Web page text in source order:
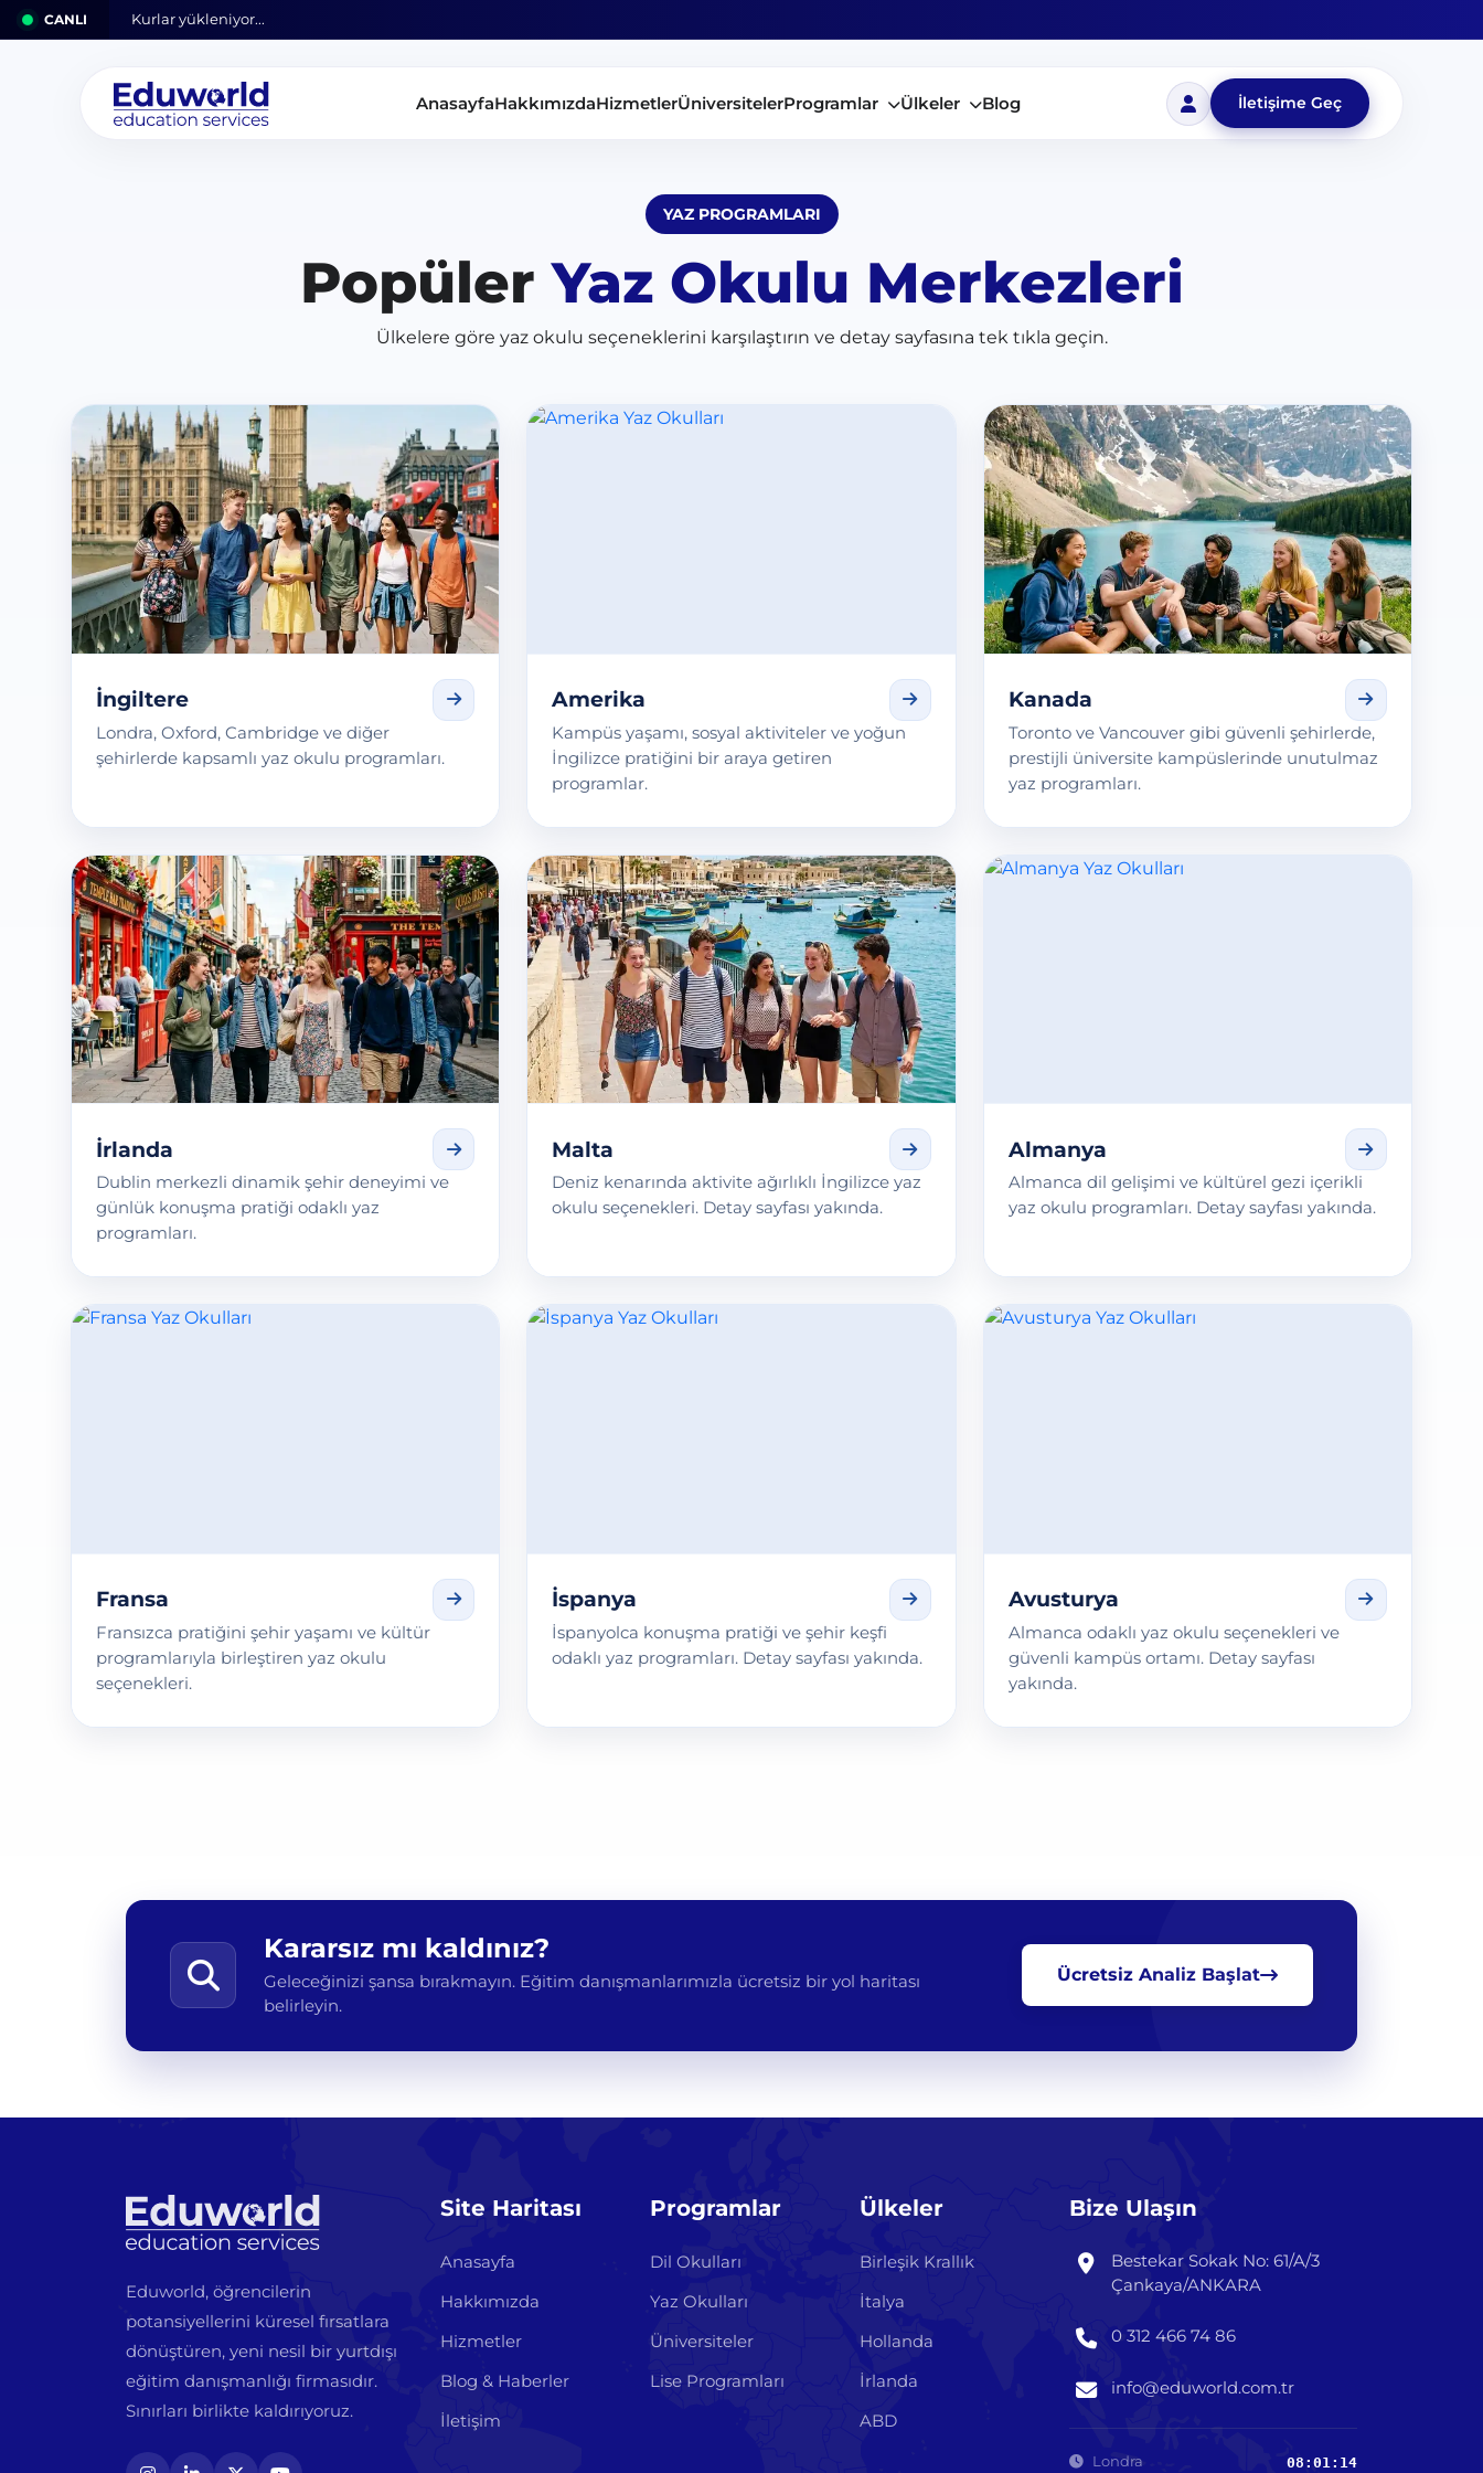
CANLI Kurlar yükleniyor...
AnasayfaHakkımızdaHizmetlerÜniversitelerProgramlar Ülkeler Blog İletişime Geç
YAZ PROGRAMLARI
PopülerYaz Okulu Merkezleri
Ülkelere göre yaz okulu seçeneklerini karşılaştırın ve detay sayfasına tek tıkla geçin.
İngiltere
Londra, Oxford, Cambridge ve diğer
şehirlerde kapsamlı yaz okulu programları.
Amerika
Kampüs yaşamı, sosyal aktiviteler ve yoğun
İngilizce pratiğini bir araya getiren
programlar.
Kanada
Toronto ve Vancouver gibi güvenli şehirlerde,
prestijli üniversite kampüslerinde unutulmaz
yaz programları.
İrlanda
Dublin merkezli dinamik şehir deneyimi ve
günlük konuşma pratiği odaklı yaz
programları.
Malta
Deniz kenarında aktivite ağırlıklı İngilizce yaz
okulu seçenekleri. Detay sayfası yakında.
Almanya
Almanca dil gelişimi ve kültürel gezi içerikli
yaz okulu programları. Detay sayfası yakında.
Fransa
Fransızca pratiğini şehir yaşamı ve kültür
programlarıyla birleştiren yaz okulu
seçenekleri.
İspanya
İspanyolca konuşma pratiği ve şehir keşfi
odaklı yaz programları. Detay sayfası yakında.
Avusturya
Almanca odaklı yaz okulu seçenekleri ve
güvenli kampüs ortamı. Detay sayfası
yakında.
Kararsız mı kaldınız?
Geleceğinizi şansa bırakmayın. Eğitim danışmanlarımızla ücretsiz bir yol haritası
belirleyin.
Ücretsiz Analiz Başlat
Eduworld, öğrencilerin
potansiyellerini küresel fırsatlara
dönüştüren, yeni nesil bir yurtdışı
eğitim danışmanlığı firmasıdır.
Sınırları birlikte kaldırıyoruz.
Site Haritası
Anasayfa
Hakkımızda
Hizmetler
Blog & Haberler
İletişim
Programlar
Dil Okulları
Yaz Okulları
Üniversiteler
Lise Programları
Ülkeler
Birleşik Krallık
İtalya
Hollanda
İrlanda
ABD
Bize Ulaşın
Bestekar Sokak No: 61/A/3
Çankaya/ANKARA
0 312 466 74 86
info@eduworld.com.tr
Londra 08:01:15